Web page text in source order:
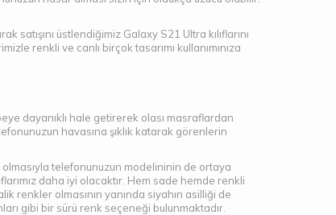
üstlendiğimiz Galaxy S21 Ultra kılıflarını
renkli ve canlı birçok tasarımı kullanımınıza
dayanıklı hale getirerek olası masraflardan
havasına şıklık katarak görenlerin
olmasıyla telefonunuzun modelininin de ortaya
daha iyi olacaktır. Hem sade hemde renkli
renkler olmasının yanında siyahın asilliği de
gibi bir sürü renk seçeneği bulunmaktadır.